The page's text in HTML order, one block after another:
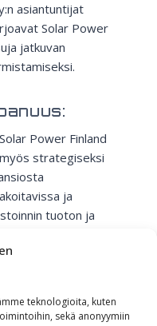
teknologioita, kuten
sekä anonyymiin
asiantuntijat
Solar Power
jatkuvan
Power Finland
strategiseksi
ja
tuoton ja
näkee SK Drones